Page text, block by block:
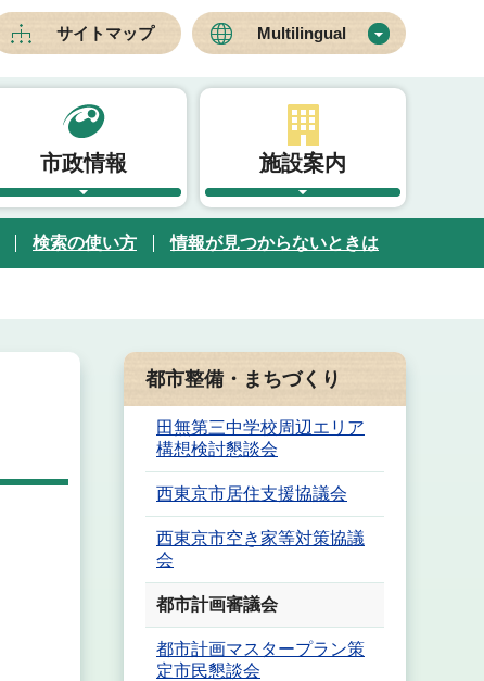
サイトマップ Multilingual
市政情報 施設案内
検索の使い方 情報が見つからないときは
都市整備・まちづくり
田無第三中学校周辺エリア
構想検討懇談会
西東京市居住支援協議会
西東京市空き家等対策協議
会
都市計画審議会
都市計画マスタープラン策
定市民懇談会